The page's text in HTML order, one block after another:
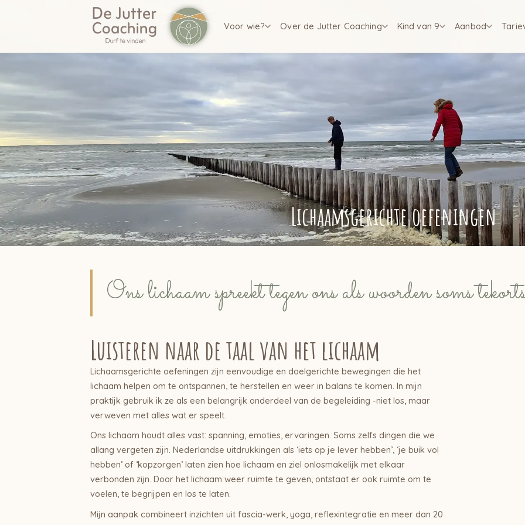
Voor wie? Over de Jutter Coaching Kind van 9 Aanbod
Lichaamsgerichte oefeningen
Ons lichaam spreekt tegen ons als woorden soms
Luisteren naar de taal van het lichaam
Lichaamsgerichte oefeningen zijn eenvoudige en doelgerichte bewegingen die het
lichaam helpen om te ontspannen, te herstellen en weer in balans te komen. In mijn
praktijk gebruik ik ze als een belangrijk onderdeel van de begeleiding -niet los, maar
verweven met alles wat er speelt.
Ons lichaam houdt alles vast: spanning, emoties, ervaringen. Soms zelfs dingen die we
allang vergeten zijn. Nederlandse uitdrukkingen als ‘iets op je lever hebben’, ‘je buik vol
hebben’ of ‘kopzorgen’ laten zien hoe lichaam en ziel onlosmakelijk met elkaar
verbonden zijn. Door het lichaam weer ruimte te geven, ontstaat er ook ruimte om te
voelen, te begrijpen en los te laten.
Mijn aanpak combineert inzichten uit fascia-werk, yoga, reflexintegratie en meer dan 20